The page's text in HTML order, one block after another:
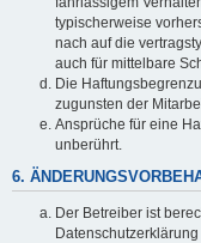
typischerweise
nach auf die
auch für mittelbare
Die
zugunsten der
Ansprüche für eine
unberührt.
6.
Der Betreiber ist